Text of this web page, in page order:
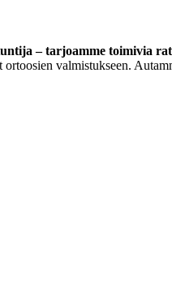
– tarjoamme toimivia
valmistukseen.